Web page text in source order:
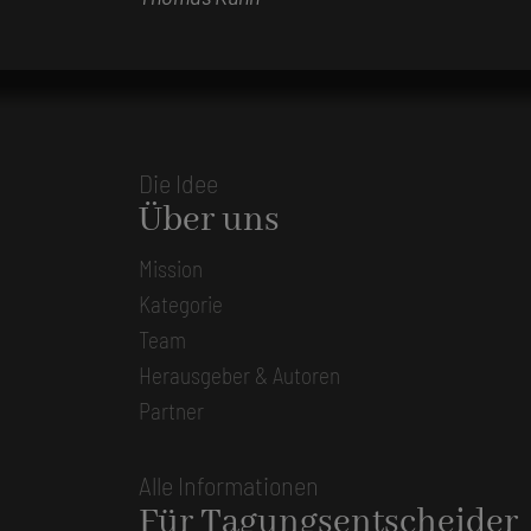
Die Idee
Über uns
Mission
Kategorie
Team
Herausgeber & Autoren
Partner
Alle Informationen